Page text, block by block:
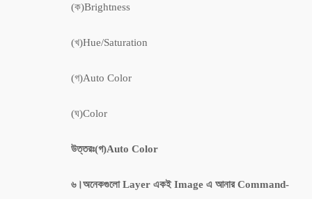
(ক)Brightness
(খ)Hue/Saturation
(গ)Auto Color
(ঘ)Color
উত্তরঃ(গ)Auto Color
৬।অনেকগুলো Layer একই Image এ আনার Command-